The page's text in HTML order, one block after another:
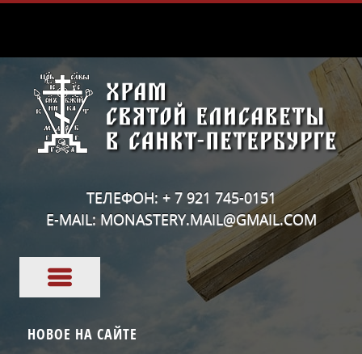
ТЕЛЕФОН: + 7 921 745-0151
E-MAIL: MONASTERY.MAIL@GMAIL.COM
НОВОЕ НА САЙТЕ